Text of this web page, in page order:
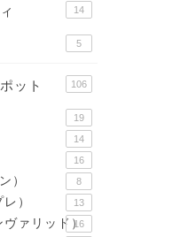
14
5
ット 106
19
14
16
） 8
） 13
ヴァリッド）
16